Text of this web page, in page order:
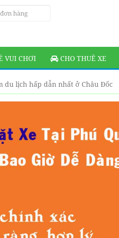
VUI CHƠI CHO THUÊ XE
du lịch hấp dẫn nhất ở Châu Đốc